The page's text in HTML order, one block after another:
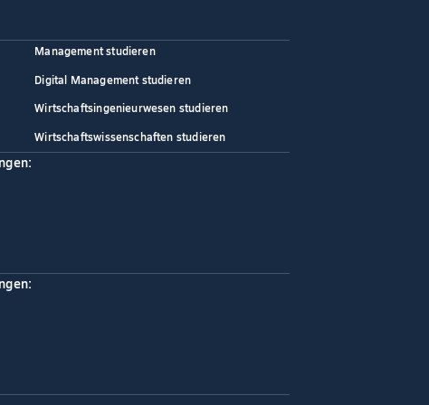
Management studieren
Digital Management studieren
Wirtschaftsingenieurwesen studieren
Wirtschaftswissenschaften studieren